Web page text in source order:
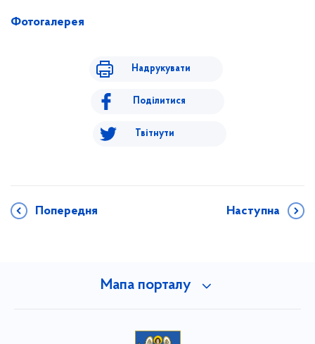
Фотогалерея
Надрукувати
Поділитися
Твітнути
Попередня Наступна
Мапа порталу